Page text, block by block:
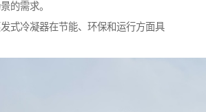
的需求。
式冷凝器在节能、环保和运行方面具